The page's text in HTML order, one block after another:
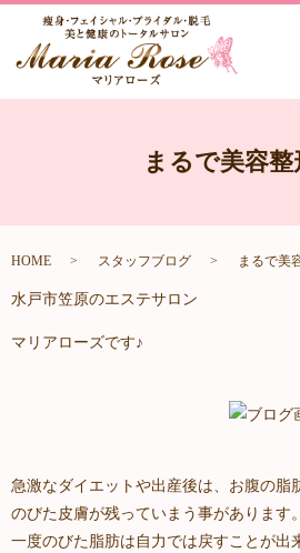
まるで美容整
HOME スタッフブログ まるで美
水戸市笠原のエステサロン
マリアローズです♪
急激なダイエットや出産後は、お腹の脂
のびた皮膚が残っていまう事があります。
一度のびた脂肪は自力では戻すことが出